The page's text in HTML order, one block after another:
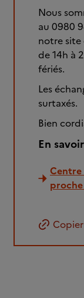
Nous
au 0980
notre site
de 14h à
fériés.
Les
surtaxés.
Bien
En
Centre